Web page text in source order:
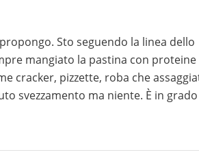
la linea dello
mangiato la pastina con proteine
cracker, pizzette, roba che
. Come mi comporto?